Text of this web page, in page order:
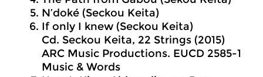
N’doké (Seckou Keita)
If only I knew (Seckou Keita)
Cd. Seckou Keita, 22 Strings (2015)
ARC Music Productions. EUCD 2585-1
Music & Words